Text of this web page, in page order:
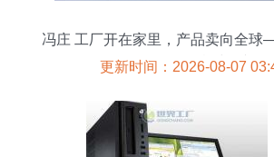
冯庄 工厂开在家里，产品卖向全
询驱动乡村振兴
更新时间：2026-08-07